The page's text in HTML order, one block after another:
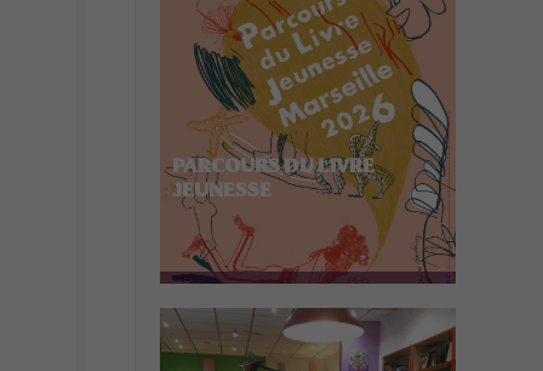
PARCOURS DU LIVRE
JEUNESSE